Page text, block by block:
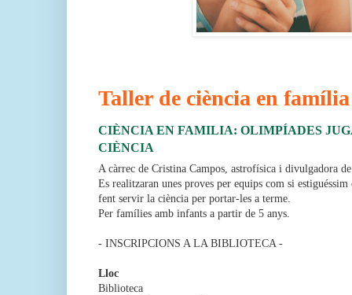
Taller de ciència en família
CIÈNCIA EN FAMILIA: OLIMPÍADES
CIÈNCIA
A càrrec de Cristina Campos, astrofísica i divulgadora
Es realitzaran unes proves per equips com si
fent servir la ciència per portar-les a terme.
Per famílies amb infants a partir de 5 anys.
- INSCRIPCIONS A LA BIBLIOTECA -
Lloc
Biblioteca